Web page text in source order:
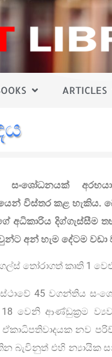
ARTICLES
සංශෝධනයක්
විස්තර කළ හැකිය.
අධිකාරිය දිග්ගැස්සීම
අන් හැම දේටම වඩා
තෝරාගත් කෘති 1
45 වගන්තිය
18 වෙනි ආණ්ඩුක්‍රම
ඒකාධිපතිවාදයක නව
බැවිනුත් එහි න්‍යායික